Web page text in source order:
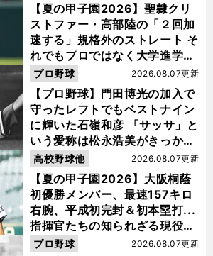
【夏の甲子園2026】聖隷クリ
ストファー・高部陸の「２回加
速する」規格外のストレート そ
れでもプロではなく大学進学を
選ぶ理由
【プロ野球】門田博光の加入で
守ったレフトでもベストナイン
に輝いた石嶺和彦 「サッサ」と
いう愛称は松永浩美がきっか
け？
2026.08.07更新
プロ野球
【夏の甲子園2026】大阪桐蔭
初優勝メンバー、最速157キロ
右腕、平成初完封＆初本塁打...
指揮官たちの知られざる現役時
代
2026.08.07更新
高校野球他
2026.08.07更新
プロ野球